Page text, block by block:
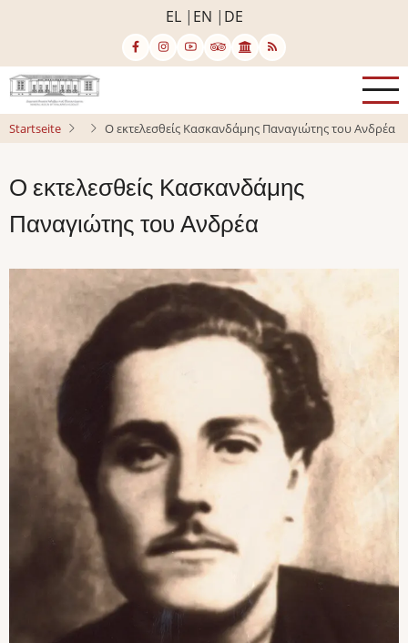
EL EN DE
Startseite Ο εκτελεσθείς Κασκανδάμης Παναγιώτης του Ανδρέα
Ο εκτελεσθείς Κασκανδάμης
Παναγιώτης του Ανδρέα